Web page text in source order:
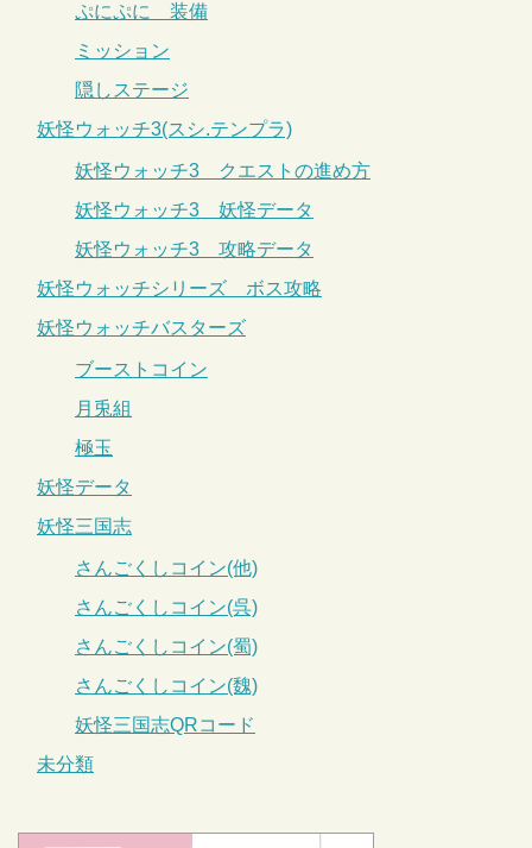
ぷにぷに 装備
ミッション
隠しステージ
妖怪ウォッチ3(スシ.テンプラ)
妖怪ウォッチ3 クエストの進め方
妖怪ウォッチ3 妖怪データ
妖怪ウォッチ3 攻略データ
妖怪ウォッチシリーズ ボス攻略
妖怪ウォッチバスターズ
ブーストコイン
月兎組
極玉
妖怪データ
妖怪三国志
さんごくしコイン(他)
さんごくしコイン(呉)
さんごくしコイン(蜀)
さんごくしコイン(魏)
妖怪三国志QRコード
未分類